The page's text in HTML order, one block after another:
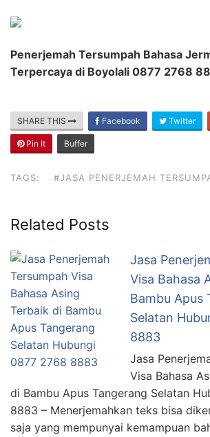
Penerjemah Tersumpah Bahasa
Terpercaya di Boyolali 0877 2768
SHARE THIS Facebook Twitter
Pin It Buffer
TAGS: #JASA PENERJEMAH
Related Posts
Jasa
Visa Bahasa
Bambu Apus
Selatan
8883
Jasa
Visa Bahasa
di Bambu Apus Tangerang Selatan
8883 – Menerjemahkan teks bisa
saja yang mempunyai kemampuan